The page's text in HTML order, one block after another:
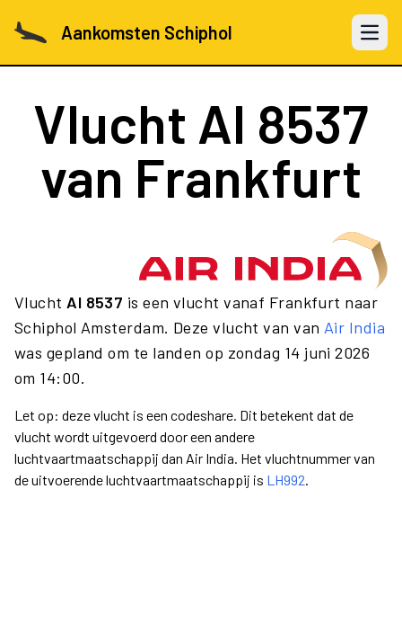
Aankomsten Schiphol Open
Vlucht AI 8537
van Frankfurt
Vlucht AI 8537 is een vlucht vanaf Frankfurt naar
Schiphol Amsterdam. Deze vlucht van van Air India
was gepland om te landen op zondag 14 juni 2026
om 14:00.
Let op: deze vlucht is een codeshare. Dit betekent dat de
vlucht wordt uitgevoerd door een andere
luchtvaartmaatschappij dan Air India. Het vluchtnummer van
de uitvoerende luchtvaartmaatschappij is LH992.